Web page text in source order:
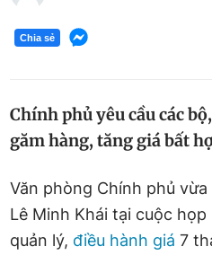
Chia sẻ
Chính phủ yêu cầu các
găm hàng, tăng giá bất
Văn phòng Chính phủ
Lê Minh Khái tại cuộc
quản lý, điều hành giá 7